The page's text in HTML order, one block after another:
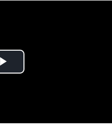
Play Video